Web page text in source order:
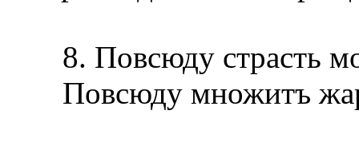
8. Повсюду страсть
Повсюду множитъ